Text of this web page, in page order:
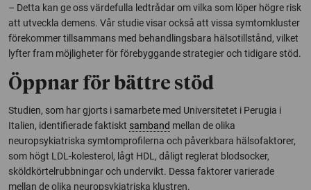
– Detta kan ge oss värdefulla ledtrådar om vilka som löper högre risk
att utveckla demens. Vår studie visar också att vissa symtomkluster
förekommer tillsammans med behandlingsbara hälsotillstånd, vilket
lyfter fram möjligheter för förebyggande strategier och tidigare stöd.
Öppnar för bättre stöd
Studien, som har gjorts i samarbete med Universitetet i Perugia i
Italien, identifierade faktiskt samband mellan de olika
neuropsykiatriska symtomprofilerna och påverkbara hälsofaktorer,
som högt LDL-kolesterol, lågt HDL, dåligt reglerat blodsocker,
sköldkörtelrubbningar och undervikt. Dessa faktorer varierade
mellan de olika neuropsykiatriska klustren.